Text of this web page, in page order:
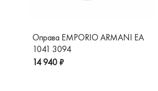
Оправа EMPORIO ARMANI EA
1041 3094
14 940 ₽